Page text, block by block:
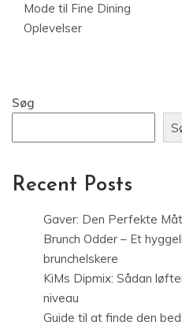
Mode til Fine Dining
Oplevelser
Søg
Recent Posts
Gaver: Den Perfekte
Brunch Odder – Et
brunchelskere
KiMs Dipmix: Sådan
niveau
Guide til at finde den